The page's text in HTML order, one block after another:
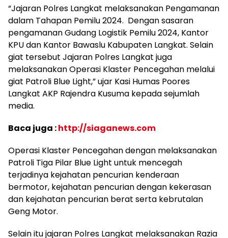
“Jajaran Polres Langkat melaksanakan Pengamanan
dalam Tahapan Pemilu 2024. Dengan sasaran
pengamanan Gudang Logistik Pemilu 2024, Kantor
KPU dan Kantor Bawaslu Kabupaten Langkat. Selain
giat tersebut Jajaran Polres Langkat juga
melaksanakan Operasi Klaster Pencegahan melalui
giat Patroli Blue Light,” ujar Kasi Humas Poores
Langkat AKP Rajendra Kusuma kepada sejumlah
media.
Baca juga :http://siaganews.com
Operasi Klaster Pencegahan dengan melaksanakan
Patroli Tiga Pilar Blue Light untuk mencegah
terjadinya kejahatan pencurian kenderaan
bermotor, kejahatan pencurian dengan kekerasan
dan kejahatan pencurian berat serta kebrutalan
Geng Motor.
Selain itu jajaran Polres Langkat melaksanakan Razia